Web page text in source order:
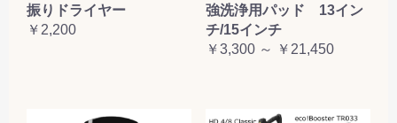
振りドライヤー
￥2,200
強洗浄用パッド 13イン
チ/15インチ
￥3,300 ～ ￥21,450